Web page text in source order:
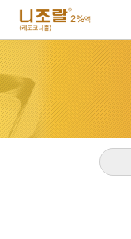
주메뉴 바로가기
컨텐츠 바로가기